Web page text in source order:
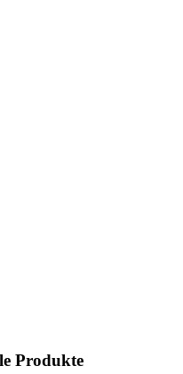
Produkte